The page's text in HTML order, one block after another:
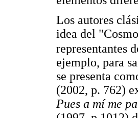
Los autores
idea del
representantes
ejemplo, para
se presenta
(2002, p. 762)
Pues a mí me